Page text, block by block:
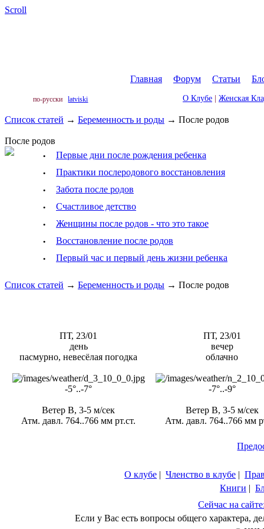
Scroll
Главная Форум Статьи
по-русски latviski О Клубе Женская
Список статей → Беременность и роды → После родов
После родов
· Первые дни после рождения ребенка
· Практики послеродового восстановления
· Забота после родов
· Счастливое детство
· Женщины после родов - что это такое
· Восстановление после родов
· Первый час и первый день жизни ребенка
Список статей → Беременность и роды → После родов
ПТ, 23/01
день
пасмурно, невесёлая погодка
-5°..-7°
Ветер В, 3-5 м/сек
Атм. давл. 764..766 мм рт.ст.
ПТ, 23/01
вечер
облачно
-7°..-9°
Ветер В, 3-5 м/сек
Атм. давл. 764..766 мм
О клубе | Членство в клубе |
Книги |
Сейчас на
Если у Вас есть вопросы общего характера,